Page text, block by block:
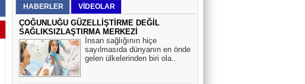
HABERLER VİDEOLAR
ÇOĞUNLUĞU GÜZELLİŞTİRME DEĞİL
SAĞLIKSIZLAŞTIRMA MERKEZİ
İnsan sağlığının hiçe
sayılmasıda dünyanın en önde
gelen ülkelerinden biri ola..